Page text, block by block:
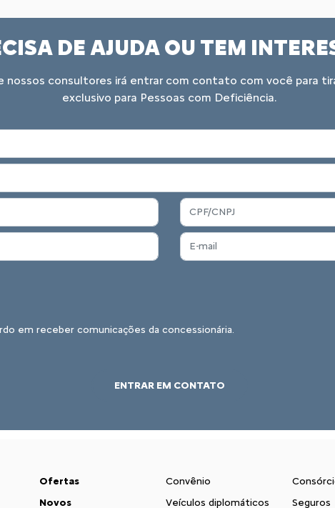
DE AJUDA OU TEM
nossos consultores irá entrar com contato com você para
exclusivo para Pessoas com Deficiência.
em receber comunicações da concessionária.
ENTRAR EM CONTATO
Ofertas
Novos
Convênio
Veículos diplomáticos
Seguros